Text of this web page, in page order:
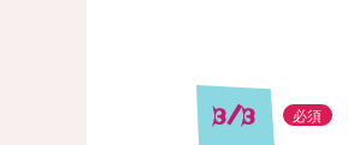
3/3 必須